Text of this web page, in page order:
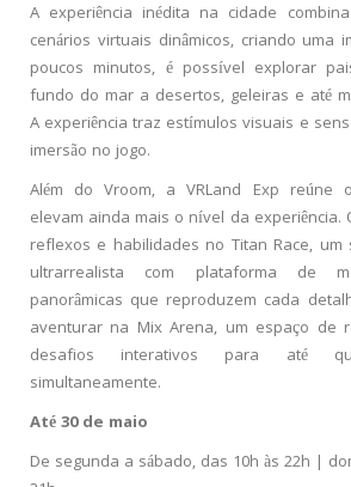
A experiência inédita na cidade
cenários virtuais dinâmicos, criando uma
poucos minutos, é possível explorar
fundo do mar a desertos, geleiras e até
A experiência traz estímulos visuais e
imersão no jogo.
Além do Vroom, a VRLand Exp reúne
elevam ainda mais o nível da experiência.
reflexos e habilidades no Titan Race,
ultrarrealista com plataforma de
panorâmicas que reproduzem cada
aventurar na Mix Arena, um espaço de
desafios interativos para até
simultaneamente.
Até 30 de maio
De segunda a sábado, das 10h às 22h |